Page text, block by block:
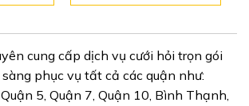
cung cấp dịch vụ cưới hỏi trọn gói
phục vụ tất cả các quận như:
5, Quận 7, Quận 10, Bình Thạnh,